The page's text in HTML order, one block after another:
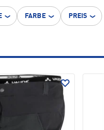
FARBE PREIS